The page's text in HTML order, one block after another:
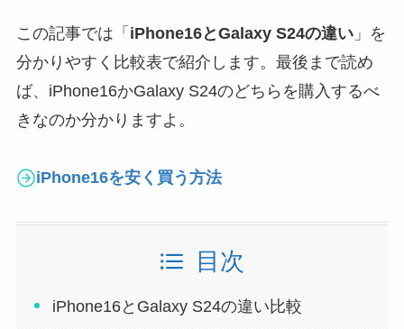
この記事では「 iPhone16とGalaxy S24の違い」を
分かりやすく比較表で紹介します。最後まで読め
ば、iPhone16かGalaxy S24のどちらを購入するべ
きなのか分かりますよ。
iPhone16を安く買う方法
目次
iPhone16とGalaxy S24の違い比較